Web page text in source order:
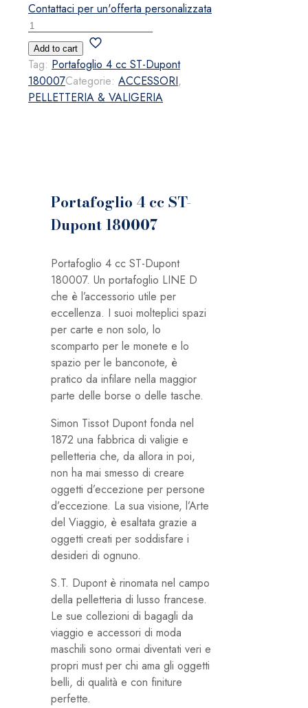
Contattaci per un'offerta personalizzata
Portafoglio
4
cc
ST-
Dupont
180007
Add to cart
Tag: Portafoglio 4 cc ST-Dupont
180007Categorie: ACCESSORI,
PELLETTERIA & VALIGERIA
Portafoglio 4 cc ST-
Dupont 180007
Portafoglio 4 cc ST-Dupont
180007. Un portafoglio LINE D
che è l’accessorio utile per
eccellenza. I suoi molteplici spazi
per carte e non solo, lo
scomparto per le monete e lo
spazio per le banconote, è
pratico da infilare nella maggior
parte delle borse o delle tasche.
Simon Tissot Dupont fonda nel
1872 una fabbrica di valigie e
pelletteria che, da allora in poi,
non ha mai smesso di creare
oggetti d’eccezione per persone
d’eccezione. La sua visione, l’Arte
del Viaggio, è esaltata grazie a
oggetti creati per soddisfare i
desideri di ognuno.
S.T. Dupont è rinomata nel campo
della pelletteria di lusso francese.
Le sue collezioni di bagagli da
viaggio e accessori di moda
maschili sono ormai diventati veri e
propri must per chi ama gli oggetti
belli, di qualità e con finiture
perfette.